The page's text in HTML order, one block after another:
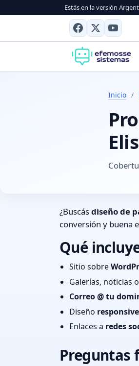
Estás en la versión
Inicio /
¿Buscásdiseño de
conversión y buena
Qué
Sitio sobre
Galerías, noticias
Correo @ tu
Diseño responsive
Enlaces a redes
Preguntas